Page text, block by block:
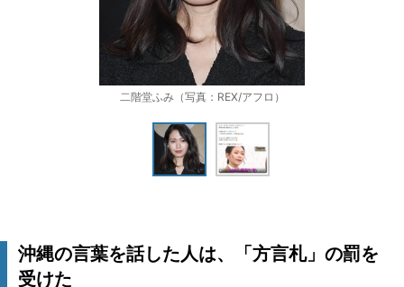
二階堂ふみ（写真：REX/アフロ）
沖縄の言葉を話した人は、「方言札」の罰を
受けた